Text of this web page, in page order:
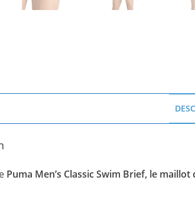
Puma Men’s Classic Swim Brief, le maillot